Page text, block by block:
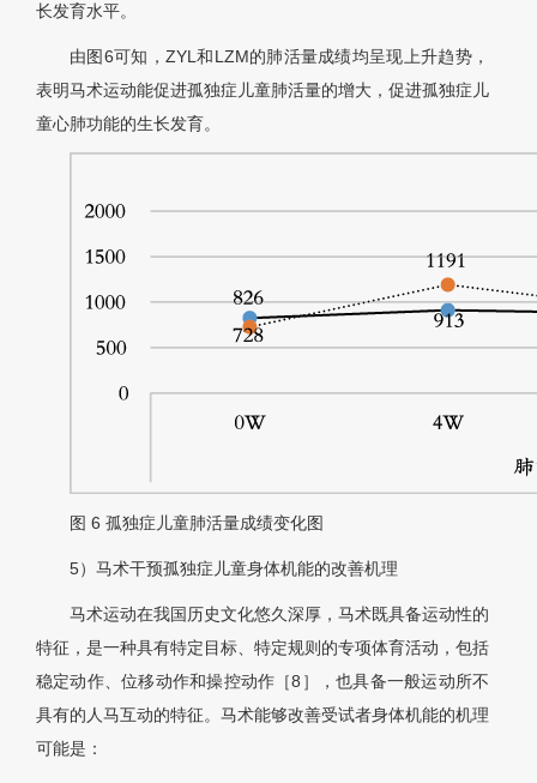
长发育水平。
由图6可知，ZYL和LZM的肺活量成绩均呈现上升趋势，
表明马术运动能促进孤独症儿童肺活量的增大，促进孤独症儿
童心肺功能的生长发育。
图 6 孤独症儿童肺活量成绩变化图
5）马术干预孤独症儿童身体机能的改善机理
马术运动在我国历史文化悠久深厚，马术既具备运动性的
特征，是一种具有特定目标、特定规则的专项体育活动，包括
稳定动作、位移动作和操控动作［8］，也具备一般运动所不
具有的人马互动的特征。马术能够改善受试者身体机能的机理
可能是：